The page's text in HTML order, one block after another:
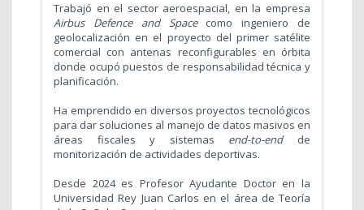
Trabajó en el sector aeroespacial, en la empresa
Airbus Defence and Spacecomo ingeniero de
geolocalización en el proyecto del primer satélite
comercial con antenas reconfigurables en órbita
donde ocupó puestos de responsabilidad técnica y
planificación.
Ha emprendido en diversos proyectos tecnológicos
para dar soluciones al manejo de datos masivos en
áreas fiscales y sistemas end-to-endde
monitorización de actividades deportivas.
Desde 2024 es Profesor Ayudante Doctor en la
Universidad Rey Juan Carlos en el área de Teoría